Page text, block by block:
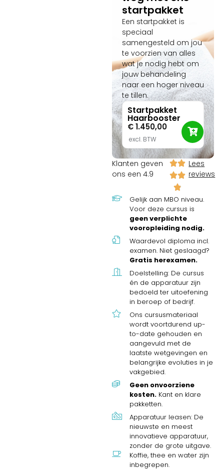
Dankzij onze CRKBO-
registratie studeer je
volledig BTW-vrij en verdien
je deze scherpe
praktijkinvestering van
slechts € 220,- al heel snel
volledig terug!
startpakket
Een startpakket is
speciaal
samengesteld om jou
te voorzien van alles
wat je nodig hebt om
jouw behandeling
naar een hoger niveau
te tillen.
Startpakket
Haarbooster
€1.450,00
excl. BTW
Klanten geven
ons een 4.9
Lees
reviews
Gelijk aan MBO niveau.
Voor deze cursus is
geen verplichte
vooropleiding nodig.
Waardevol diploma incl.
examen. Niet geslaagd?
Gratis herexamen.
Doelstelling: De cursus
én de apparatuur zijn
bedoeld ter uitoefening
in beroep of bedrijf.
Ons cursusmateriaal
wordt voortdurend up-
to-date gehouden en
aangevuld met de
laatste wetgevingen en
belangrijke evoluties in je
vakgebied.
Geen onvoorziene
kosten. Kant en klare
pakketten.
Apparatuur leasen: De
nieuwste en meest
innovatieve apparatuur,
zonder de grote uitgave.
Koffie, thee en water zijn
inbegrepen.